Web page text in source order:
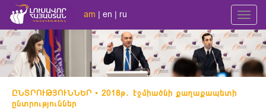
am | en | ru
ԸՆՏՐՈՒԹՅՈՒՆՆԵՐ • 2018թ․ Էջմիածնի քաղաքապետի
ընտրություններ